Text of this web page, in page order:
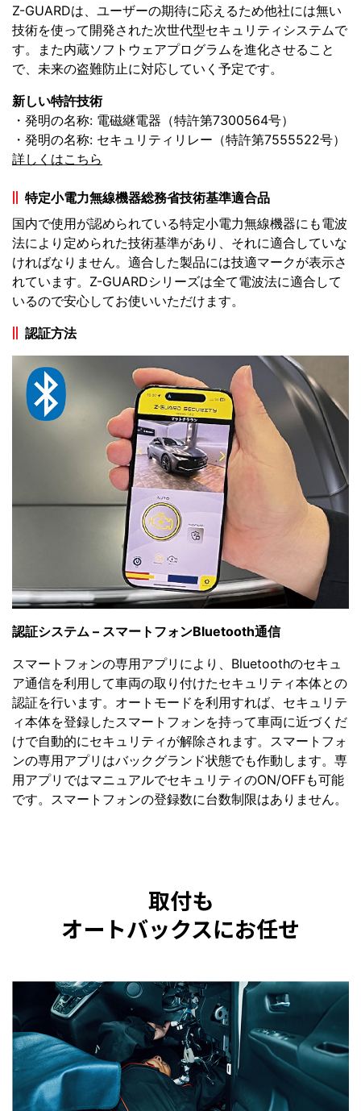
Z-GUARDは、ユーザーの期待に応えるため他社には無い
技術を使って開発された次世代型セキュリティシステムで
す。また内蔵ソフトウェアプログラムを進化させること
で、未来の盗難防止に対応していく予定です。
新しい特許技術
・発明の名称: 電磁継電器（特許第7300564号）
・発明の名称: セキュリティリレー（特許第7555522号）
詳しくはこちら
特定小電力無線機器総務省技術基準適合品
国内で使用が認められている特定小電力無線機器にも電波
法により定められた技術基準があり、それに適合していな
ければなりません。適合した製品には技適マークが表示さ
れています。Z-GUARDシリーズは全て電波法に適合して
いるので安心してお使いいただけます。
認証方法
認証システム – スマートフォンBluetooth通信
スマートフォンの専用アプリにより、Bluetoothのセキュ
ア通信を利用して車両の取り付けたセキュリティ本体との
認証を行います。オートモードを利用すれば、セキュリテ
ィ本体を登録したスマートフォンを持って車両に近づくだ
けで自動的にセキュリティが解除されます。スマートフォ
ンの専用アプリはバックグランド状態でも作動します。専
用アプリではマニュアルでセキュリティのON/OFFも可能
です。スマートフォンの登録数に台数制限はありません。
取付も
オートバックスにお任せ